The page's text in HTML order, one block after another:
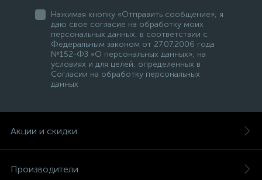
Нажимая кнопку «Отправить сообщение», я
даю свое согласие на обработку моих
персональных данных, в соответствии с
Федеральным законом от 27.07.2006 года
№152-ФЗ «О персональных данных», на
условиях и для целей, определенных в
Согласии на обработку персональных
данных
Акции и скидки
Производители